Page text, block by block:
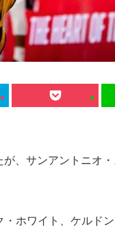
、サンアントニオ
ホワイト、ケルド